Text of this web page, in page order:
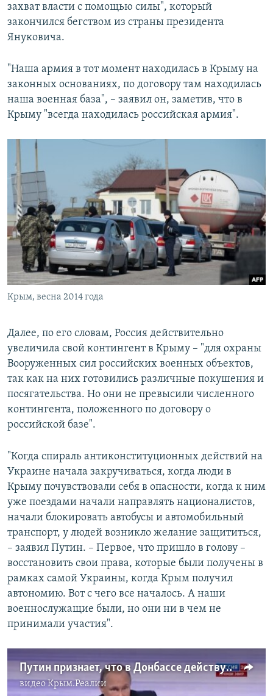
захват власти с помощью силы", который
закончился бегством из страны президента
Януковича.
"Наша армия в тот момент находилась в Крыму на
законных основаниях, по договору там находилась
наша военная база", – заявил он, заметив, что в
Крыму "всегда находилась российская армия".
Крым, весна 2014 года
Далее, по его словам, Россия действительно
увеличила свой контингент в Крыму – "для охраны
Вооруженных сил российских военных объектов,
так как на них готовились различные покушения и
посягательства. Но они не превысили численного
контингента, положенного по договору о
российской базе".
"Когда спираль антиконституционных действий на
Украине начала закручиваться, когда люди в
Крыму почувствовали себя в опасности, когда к ним
уже поездами начали направлять националистов,
начали блокировать автобусы и автомобильный
транспорт, у людей возникло желание защититься,
– заявил Путин. – Первое, что пришло в голову –
восстановить свои права, которые были получены в
рамках самой Украины, когда Крым получил
автономию. Вот с чего все началось. А наши
военнослужащие были, но они ни в чем не
принимали участия".
Путин признает, что в Донбассе действуют "наши люди" - пресс-конференция 17 декабря 2015 года
видеоКрым.Реалии